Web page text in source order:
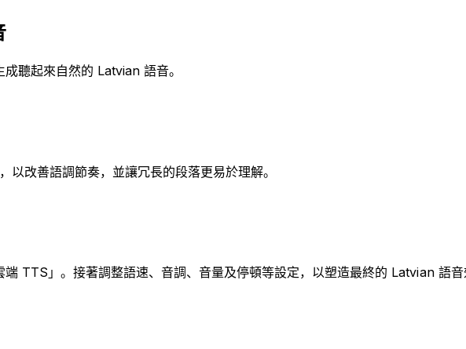
聽起來自然的 Latvian 語音。
改善語調節奏，並讓冗長的段落更易於理解。
TTS」。接著調整語速、音調、音量及停頓等設定，以塑造最終的 Latvian 語音